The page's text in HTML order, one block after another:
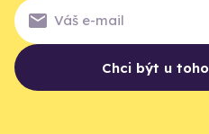
Chci být u toho